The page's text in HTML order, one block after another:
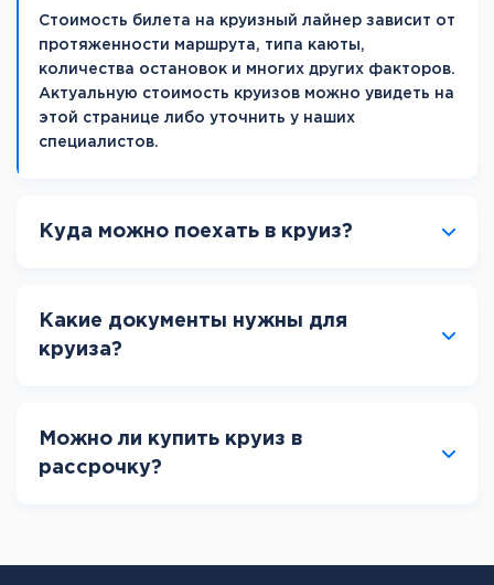
Стоимость билета на круизный лайнер зависит от
протяженности маршрута, типа каюты,
количества остановок и многих других факторов.
Актуальную стоимость круизов можно увидеть на
этой странице либо уточнить у наших
специалистов.
Куда можно поехать в круиз?
Какие документы нужны для
круиза?
Можно ли купить круиз в
рассрочку?